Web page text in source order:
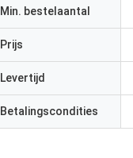
Min. bestelaantal
Prijs
Levertijd
Betalingscondities